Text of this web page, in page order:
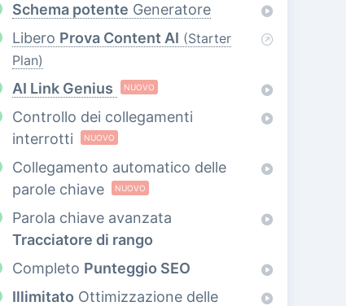
Schema potente Generatore
Libero Prova Content AI (Starter
Plan)
AI Link Genius NUOVO
Controllo dei collegamenti
interrotti
NUOVO
Collegamento automatico delle
parole chiave
NUOVO
Parola chiave avanzata
Tracciatore di rango
Completo Punteggio SEO
Illimitato Ottimizzazione delle